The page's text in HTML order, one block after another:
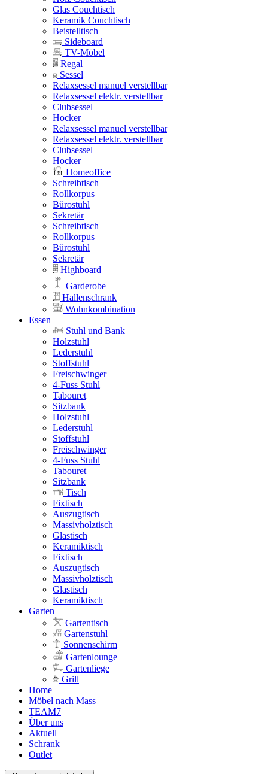
Glas Couchtisch
Keramik Couchtisch
Beistelltisch
Sideboard
TV-Möbel
Regal
Sessel
Relaxsessel manuel verstellbar
Relaxsessel elektr. verstellbar
Clubsessel
Hocker
Relaxsessel manuel verstellbar
Relaxsessel elektr. verstellbar
Clubsessel
Hocker
Homeoffice
Schreibtisch
Rollkorpus
Bürostuhl
Sekretär
Schreibtisch
Rollkorpus
Bürostuhl
Sekretär
Highboard
Garderobe
Hallenschrank
Wohnkombination
Essen
Stuhl und Bank
Holzstuhl
Lederstuhl
Stoffstuhl
Freischwinger
4-Fuss Stuhl
Tabouret
Sitzbank
Holzstuhl
Lederstuhl
Stoffstuhl
Freischwinger
4-Fuss Stuhl
Tabouret
Sitzbank
Tisch
Fixtisch
Auszugtisch
Massivholztisch
Glastisch
Keramiktisch
Fixtisch
Auszugtisch
Massivholztisch
Glastisch
Keramiktisch
Garten
Gartentisch
Gartenstuhl
Sonnenschirm
Gartenlounge
Gartenliege
Grill
Home
Möbel nach Mass
TEAM7
Über uns
Aktuell
Schrank
Outlet